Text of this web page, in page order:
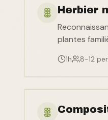
Herbier
plantes
1h 8-12